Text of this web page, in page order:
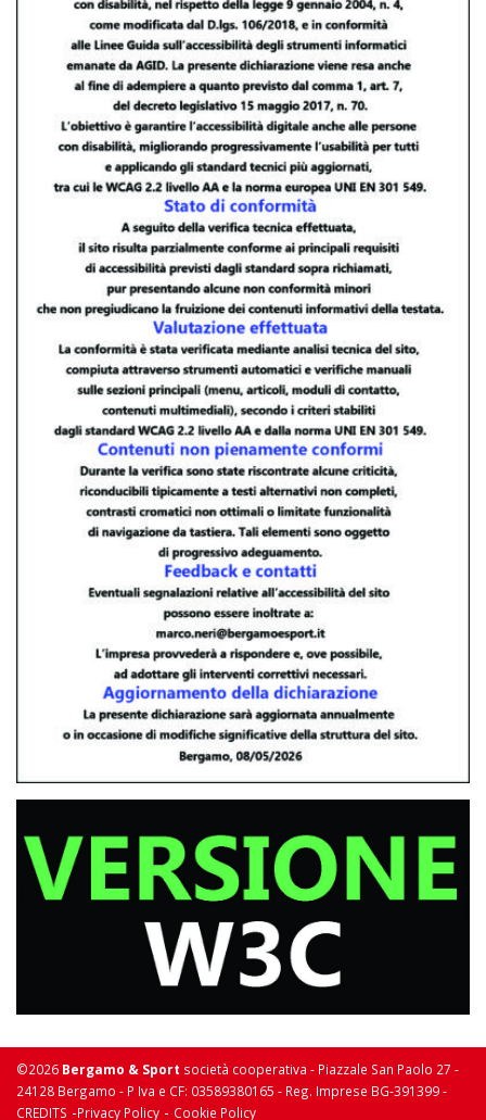
©2026 Bergamo & Sport società cooperativa - Piazzale San Paolo 27 -
24128 Bergamo - P Iva e CF: 03589380165 - Reg. Imprese BG-391399 -
CREDITS -Privacy Policy - Cookie Policy